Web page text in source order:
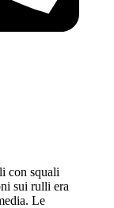
con squali
sui rulli era
Le